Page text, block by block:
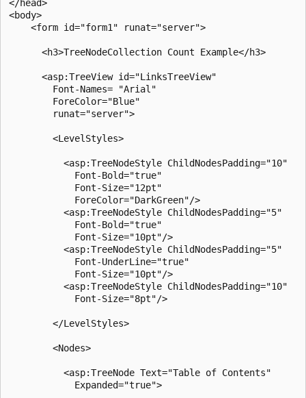
</head>
<body>
    <form id="form1" runat="server">
      <h3>TreeNodeCollection Count Example</h3>
      <asp:TreeView id="LinksTreeView"
        Font-Names= "Arial"
        ForeColor="Blue"
        runat="server">
        <LevelStyles>
          <asp:TreeNodeStyle ChildNodesPadding="10"
            Font-Bold="true"
            Font-Size="12pt"
            ForeColor="DarkGreen"/>
          <asp:TreeNodeStyle ChildNodesPadding="5"
            Font-Bold="true"
            Font-Size="10pt"/>
          <asp:TreeNodeStyle ChildNodesPadding="5"
            Font-UnderLine="true"
            Font-Size="10pt"/>
          <asp:TreeNodeStyle ChildNodesPadding="10"
            Font-Size="8pt"/>
        </LevelStyles>
        <Nodes>
          <asp:TreeNode Text="Table of Contents"
            Expanded="true">